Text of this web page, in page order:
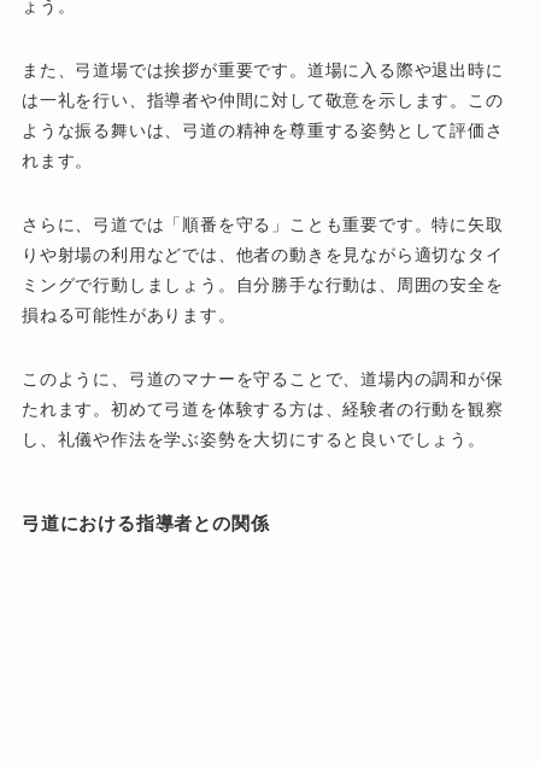
ょう。
また、弓道場では挨拶が重要です。道場に入る際や退出時に
は一礼を行い、指導者や仲間に対して敬意を示します。この
ような振る舞いは、弓道の精神を尊重する姿勢として評価さ
れます。
さらに、弓道では「順番を守る」ことも重要です。特に矢取
りや射場の利用などでは、他者の動きを見ながら適切なタイ
ミングで行動しましょう。自分勝手な行動は、周囲の安全を
損ねる可能性があります。
このように、弓道のマナーを守ることで、道場内の調和が保
たれます。初めて弓道を体験する方は、経験者の行動を観察
し、礼儀や作法を学ぶ姿勢を大切にすると良いでしょう。
弓道における指導者との関係